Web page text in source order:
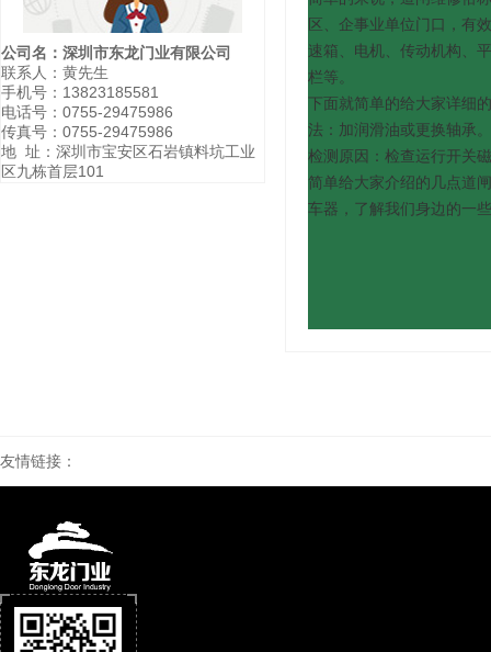
公司名：深圳市东龙门业有限公司
联系人：黄先生
手机号：13823185581
电话号：0755-29475986
传真号：0755-29475986
地 址：深圳市宝安区石岩镇料坑工业
区九栋首层101
区、企事业单位门口，有
速箱、电机、传动机构、
栏等。
下面就简单的给大家详细
法：加润滑油或更换轴承
检测原因：检查运行开关
简单给大家介绍的几点道
车器，了解我们身边的一
友情链接：